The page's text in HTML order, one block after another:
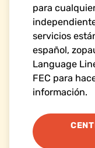
para
servicios
español,
Language
FEC para
información.